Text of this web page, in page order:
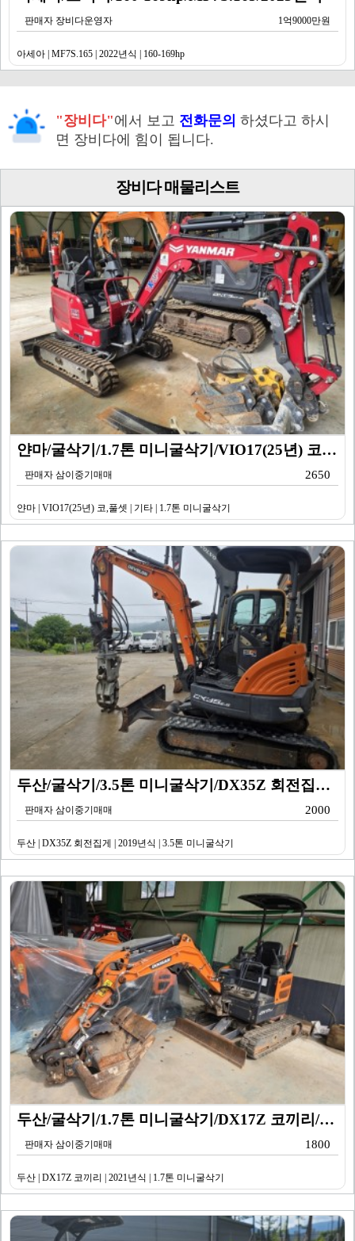
판매자 장비다운영자 1억9000만원
아세아 | MF7S.165 | 2022년식 | 160-169hp
"장비다"에서 보고 전화문의 하셨다고 하시
면 장비다에 힘이 됩니다.
장비다 매물리스트
얀마/굴삭기/1.7톤 미니굴삭기/VIO17(25년) 코…
판매자 삼이중기매매 2650
얀마 | VIO17(25년) 코,풀셋 | 기타 | 1.7톤 미니굴삭기
두산/굴삭기/3.5톤 미니굴삭기/DX35Z 회전집게/2…
판매자 삼이중기매매 2000
두산 | DX35Z 회전집게 | 2019년식 | 3.5톤 미니굴삭기
두산/굴삭기/1.7톤 미니굴삭기/DX17Z 코끼리/20…
판매자 삼이중기매매 1800
두산 | DX17Z 코끼리 | 2021년식 | 1.7톤 미니굴삭기